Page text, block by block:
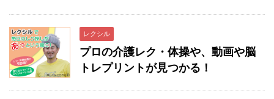
レクシル
プロの介護レク・体操や、動画や脳
トレプリントが見つかる！